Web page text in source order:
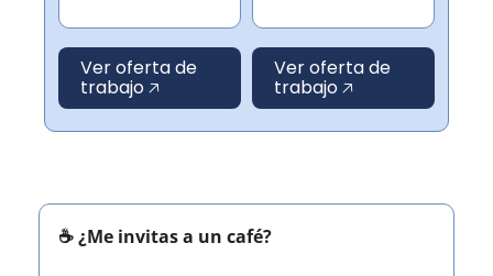
Ver oferta de
trabajo 🡥
Ver oferta de
trabajo 🡥
☕ ¿Me invitas a un café?